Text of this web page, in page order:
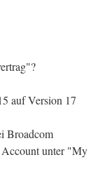
auf Version 17
Broadcom
Account unter "My